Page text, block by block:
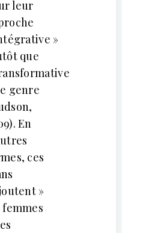
leur
»
que
genre
En
ces
»